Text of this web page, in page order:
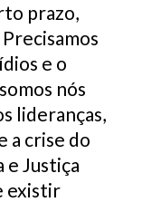
prazo,
e o
nós
lideranças,
a crise do
e Justiça
existir